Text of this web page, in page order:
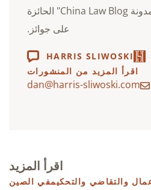
مؤلفًا مشاركًا في مدونة China Law Blog" الحائزة
على جوائز.
HARRIS SLIWOSKI
اقرأ المزيد من المنشورات
dan@harris-sliwoski.com
اقرأ المزيد
والتقاضي والتحكيمفي الصين